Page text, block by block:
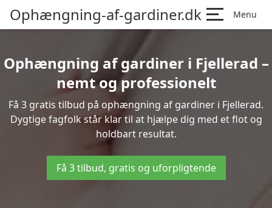
Ophængning-af-gardiner.dk Menu
Ophængning af gardiner i Fjellerad –
nemt og professionelt
Få 3 gratis tilbud på ophængning af gardiner i Fjellerad.
Dygtige fagfolk står klar til at hjælpe dig med et flot og
holdbart resultat.
Få 3 tilbud, gratis og uforpligtende